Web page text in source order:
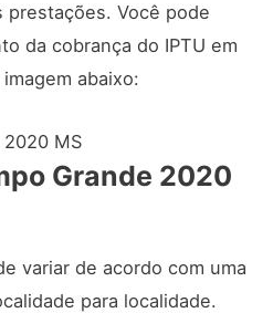
prestações. Você pode
da cobrança do IPTU em
abaixo:
Grande 2020
variar de acordo com uma
para localidade.